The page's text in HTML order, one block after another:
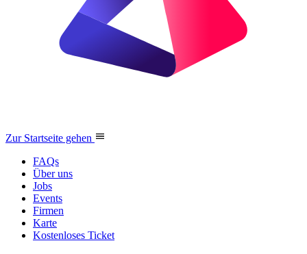
Zur Startseite gehen
FAQs
Über uns
Jobs
Events
Firmen
Karte
Kostenloses Ticket